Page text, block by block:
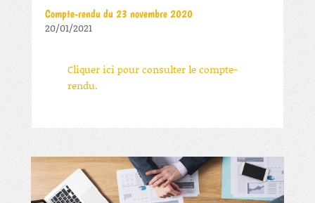
Compte-rendu du 23 novembre 2020
20/01/2021
Cliquer ici pour consulter le compte-
rendu.